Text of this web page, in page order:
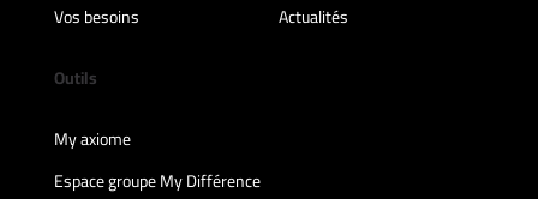
Vos besoins
Actualités
Outils
My axiome
Espace groupe My Différence